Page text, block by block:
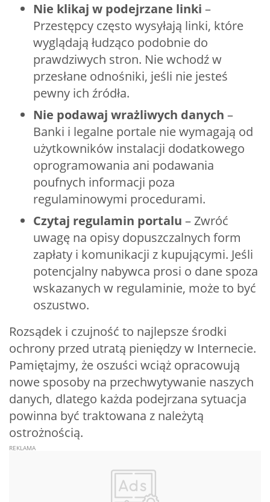
Nie klikaj w podejrzane linki –
Przestępcy często wysyłają linki, które
wyglądają łudząco podobnie do
prawdziwych stron. Nie wchodź w
przesłane odnośniki, jeśli nie jesteś
pewny ich źródła.
Nie podawaj wrażliwych danych –
Banki i legalne portale nie wymagają od
użytkowników instalacji dodatkowego
oprogramowania ani podawania
poufnych informacji poza
regulaminowymi procedurami.
Czytaj regulamin portalu – Zwróć
uwagę na opisy dopuszczalnych form
zapłaty i komunikacji z kupującymi. Jeśli
potencjalny nabywca prosi o dane spoza
wskazanych w regulaminie, może to być
oszustwo.
Rozsądek i czujność to najlepsze środki
ochrony przed utratą pieniędzy w Internecie.
Pamiętajmy, że oszuści wciąż opracowują
nowe sposoby na przechwytywanie naszych
danych, dlatego każda podejrzana sytuacja
powinna być traktowana z należytą
ostrożnością.